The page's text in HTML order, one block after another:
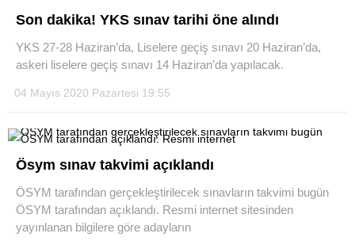
Son dakika! YKS sınav tarihi öne alındı
YKS 27-28 Haziran’da, Liselere geçiş sınavı 20 Haziran’da,
askeri liselere geçiş sınavı 14 Haziran’da yapılacak.
04 Mayıs 2020 Pazartesi 19:55
Ösym sınav takvimi açıklandı
ÖSYM tarafından gerçekleştirilecek sınavların takvimi bugün
ÖSYM tarafından açıklandı. Resmi internet sitesinden
yayınlanan bilgilere göre adayların